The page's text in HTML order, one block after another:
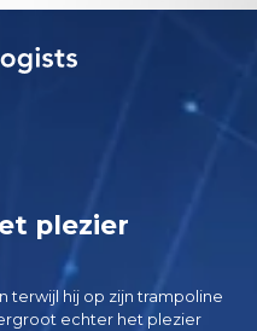
plezier
terwijl hij op zijn trampoline
echter het plezier